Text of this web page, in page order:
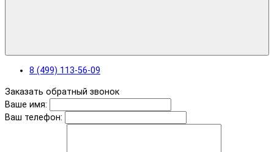
8 (499) 113-56-09
Заказать обратный звонок
Ваше имя:
Ваш телефон: